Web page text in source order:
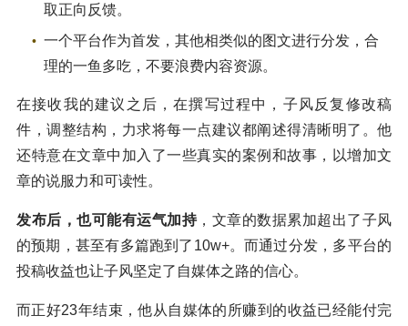
取正向反馈。
一个平台作为首发，其他相类似的图文进行分发，合
理的一鱼多吃，不要浪费内容资源。
在接收我的建议之后，在撰写过程中，子风反复修改稿
件，调整结构，力求将每一点建议都阐述得清晰明了。他
还特意在文章中加入了一些真实的案例和故事，以增加文
章的说服力和可读性。
发布后，也可能有运气加持，文章的数据累加超出了子风
的预期，甚至有多篇跑到了10w+。而通过分发，多平台的
投稿收益也让子风坚定了自媒体之路的信心。
而正好23年结束，他从自媒体的所赚到的收益已经能付完